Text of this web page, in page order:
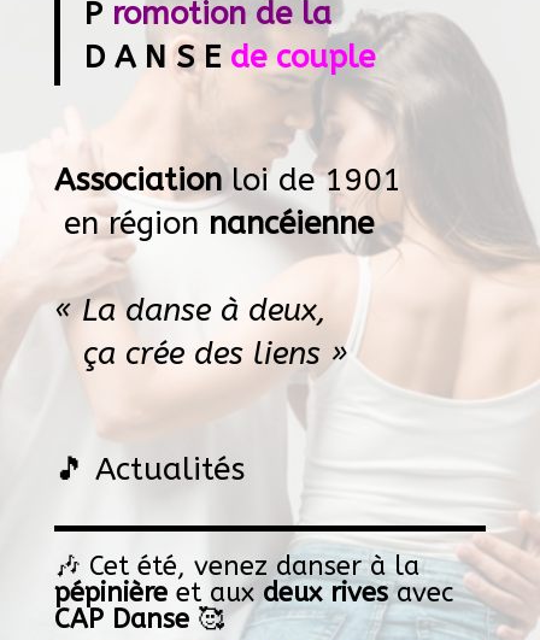
P romotion de la
D A N S E de couple
Associationloi de 1901
en région nancéienne
« La danse à deux,
ça crée des liens »
🎵 Actualités
🎶 Cet été, venez danser à la
pépinièreet aux deux rivesavec
CAP Danse 🥰